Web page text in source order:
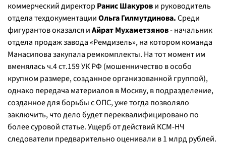
коммерческий директор Ранис Шакурови руководитель
отдела техдокументацииОльга Гилмутдинова.Среди
фигурантов оказался иАйрат Мухаметзянов- начальник
отдела продаж завода «Ремдизель», на котором команда
Манасипова закупала ремкомплекты. На тот момент им
вменялась ч.4 ст.159 УК РФ (мошенничество в особо
крупном размере, созданное организованной группой),
однако передача материалов в Москву, в подразделение,
созданное для борьбы с ОПС, уже тогда позволяло
заключить, что дело будет переквалифицировано по
более суровой статье. Ущерб от действий КСМ-НЧ
следователи предварительно оценивали в 1 млрд рублей.